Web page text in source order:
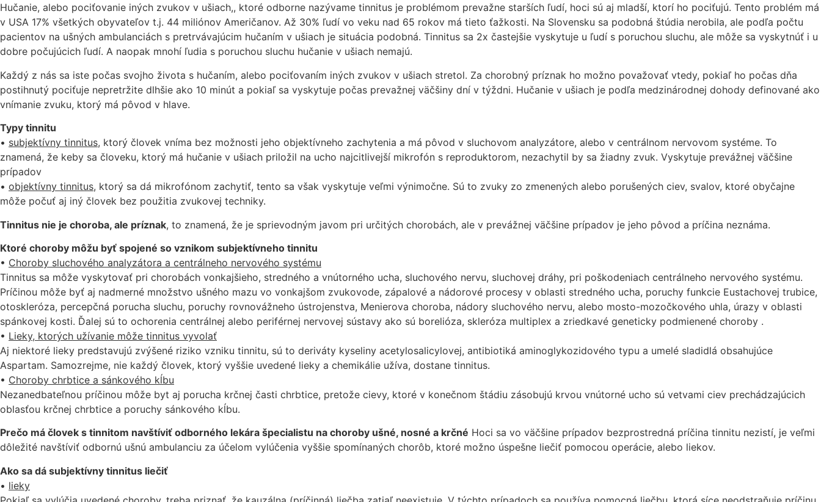
Hučanie, alebo pociťovanie iných zvukov v ušiach,, ktoré odborne nazývame tinnitus je problémom prevažne starších ľudí, hoci sú aj mladší, ktorí ho pociťujú. Tento problém má
v USA 17% všetkých obyvateľov t.j. 44 miliónov Američanov. Až 30% ľudí vo veku nad 65 rokov má tieto ťažkosti. Na Slovensku sa podobná štúdia nerobila, ale podľa počtu
pacientov na ušných ambulanciách s pretrvávajúcim hučaním v ušiach je situácia podobná. Tinnitus sa 2x častejšie vyskytuje u ľudí s poruchou sluchu, ale môže sa vyskytnúť i u
dobre počujúcich ľudí. A naopak mnohí ľudia s poruchou sluchu hučanie v ušiach nemajú.
Každý z nás sa iste počas svojho života s hučaním, alebo pociťovaním iných zvukov v ušiach stretol. Za chorobný príznak ho možno považovať vtedy, pokiaľ ho počas dňa
postihnutý pociťuje nepretržite dlhšie ako 10 minút a pokiaľ sa vyskytuje počas prevažnej väčšiny dní v týždni. Hučanie v ušiach je podľa medzinárodnej dohody definované ako
vnímanie zvuku, ktorý má pôvod v hlave.
Typy tinnitu
• subjektívny tinnitus, ktorý človek vníma bez možnosti jeho objektívneho zachytenia a má pôvod v sluchovom analyzátore, alebo v centrálnom nervovom systéme. To
znamená, že keby sa človeku, ktorý má hučanie v ušiach priložil na ucho najcitlivejší mikrofón s reproduktorom, nezachytil by sa žiadny zvuk. Vyskytuje prevážnej väčšine
prípadov
• objektívny tinnitus, ktorý sa dá mikrofónom zachytiť, tento sa však vyskytuje veľmi výnimočne. Sú to zvuky zo zmenených alebo porušených ciev, svalov, ktoré obyčajne
môže počuť aj iný človek bez použitia zvukovej techniky.
Tinnitus nie je choroba, ale príznak, to znamená, že je sprievodným javom pri určitých chorobách, ale v prevážnej väčšine prípadov je jeho pôvod a príčina neznáma.
Ktoré choroby môžu byť spojené so vznikom subjektívneho tinnitu
• Choroby sluchového analyzátora a centrálneho nervového systému
Tinnitus sa môže vyskytovať pri chorobách vonkajšieho, stredného a vnútorného ucha, sluchového nervu, sluchovej dráhy, pri poškodeniach centrálneho nervového systému.
Príčinou môže byť aj nadmerné množstvo ušného mazu vo vonkajšom zvukovode, zápalové a nádorové procesy v oblasti stredného ucha, poruchy funkcie Eustachovej trubice,
otoskleróza, percepčná porucha sluchu, poruchy rovnovážneho ústrojenstva, Menierova choroba, nádory sluchového nervu, alebo mosto-mozočkového uhla, úrazy v oblasti
spánkovej kosti. Ďalej sú to ochorenia centrálnej alebo periférnej nervovej sústavy ako sú borelióza, skleróza multiplex a zriedkavé geneticky podmienené choroby .
• Lieky, ktorých užívanie môže tinnitus vyvolať
Aj niektoré lieky predstavujú zvýšené riziko vzniku tinnitu, sú to deriváty kyseliny acetylosalicylovej, antibiotiká aminoglykozidového typu a umelé sladidlá obsahujúce
Aspartam. Samozrejme, nie každý človek, ktorý vyššie uvedené lieky a chemikálie užíva, dostane tinnitus.
• Choroby chrbtice a sánkového kĺbu
Nezanedbateľnou príčinou môže byt aj porucha krčnej časti chrbtice, pretože cievy, ktoré v konečnom štádiu zásobujú krvou vnútorné ucho sú vetvami ciev prechádzajúcich
oblasťou krčnej chrbtice a poruchy sánkového kĺbu.
Prečo má človek s tinnitom navštíviť odborného lekára špecialistu na choroby ušné, nosné a krčné Hoci sa vo väčšine prípadov bezprostredná príčina tinnitu nezistí, je veľmi
dôležité navštíviť odbornú ušnú ambulanciu za účelom vylúčenia vyššie spomínaných chorôb, ktoré možno úspešne liečiť pomocou operácie, alebo liekov.
Ako sa dá subjektívny tinnitus liečiť
• lieky